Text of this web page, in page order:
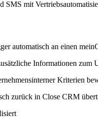
mit
automatisch an einen
Informationen zum
Kriterien
zurück in Close CRM